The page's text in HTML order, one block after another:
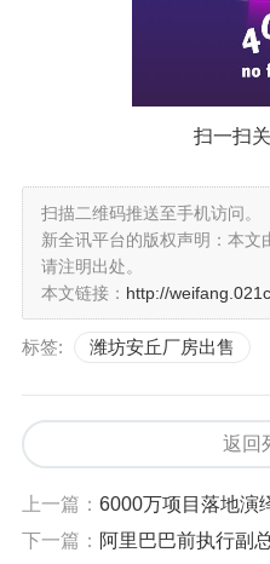
扫一扫
扫描二维码推送至手机访问。
新全讯平台的版权声明：本文
请注明出处。
本文链接： http://
标签: 潍坊安丘厂房出售
返回
上一篇： 6000万项目落地演
下一篇： 阿里巴巴前执行副